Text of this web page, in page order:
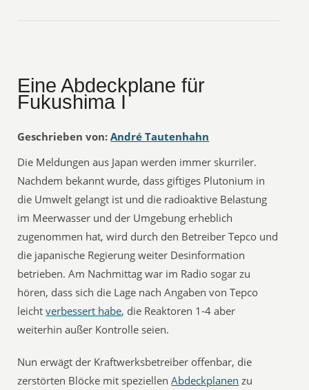
Eine Abdeckplane für
Fukushima I
Geschrieben von: André Tautenhahn
Die Meldungen aus Japan werden immer skurriler.
Nachdem bekannt wurde, dass giftiges Plutonium in
die Umwelt gelangt ist und die radioaktive Belastung
im Meerwasser und der Umgebung erheblich
zugenommen hat, wird durch den Betreiber Tepco und
die japanische Regierung weiter Desinformation
betrieben. Am Nachmittag war im Radio sogar zu
hören, dass sich die Lage nach Angaben von Tepco
leichtverbessert habe, die Reaktoren 1-4 aber
weiterhin außer Kontrolle seien.
Nun erwägt der Kraftwerksbetreiber offenbar, die
zerstörten Blöcke mit speziellenAbdeckplanen zu